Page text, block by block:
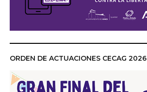
ORDEN DE ACTUACIONES CECAG 2026